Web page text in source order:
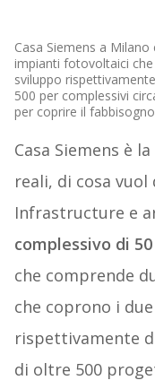
Casa Siemens a
impianti fotovoltaici
sviluppo
500 per complessivi
per coprire il
Casa Siemens è
reali, di cosa
Infrastructure e
complessivo di
che comprende
che coprono i
rispettivamente
di oltre 500